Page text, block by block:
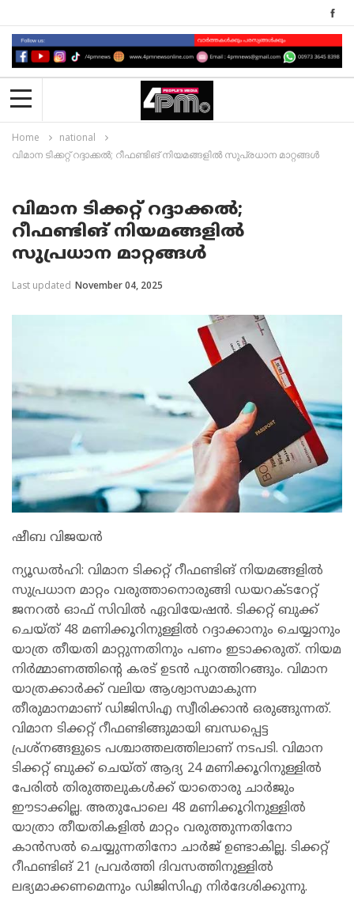
Home
national
വിമാന ടിക്കറ്റ് റദ്ദാക്കല്‍; റീഫണ്ടിങ് നിയമങ്ങളിൽ സുപ്രധാന മാറ്റങ്ങൾ
വിമാന ടിക്കറ്റ് റദ്ദാക്കല്‍;
റീഫണ്ടിങ് നിയമങ്ങളിൽ
സുപ്രധാന മാറ്റങ്ങൾ
Last updated November 04, 2025
ഷീബ വിജയൻ
ന്യൂഡല്‍ഹി: വിമാന ടിക്കറ്റ് റീഫണ്ടിങ് നിയമങ്ങളിൽ
സുപ്രധാന മാറ്റം വരുത്താനൊരുങ്ങി ഡയറക്ടറേറ്റ്
ജനറൽ ഓഫ് സിവിൽ ഏവിയേഷൻ. ടിക്കറ്റ് ബുക്ക്
ചെയ്ത് 48 മണിക്കൂറിനുള്ളിൽ റദ്ദാക്കാനും ചെയ്യാനും
യാത്ര തീയതി മാറ്റുന്നതിനും പണം ഇടാക്കരുത്. നിയമ
നിർമ്മാണത്തിന്റെ കരട് ഉടൻ പുറത്തിറങ്ങും. വിമാന
യാത്രക്കാർക്ക് വലിയ ആശ്വാസമാകുന്ന
തീരുമാനമാണ് ഡിജിസിഎ സ്വീരിക്കാൻ ഒരുങ്ങുന്നത്.
വിമാന ടിക്കറ്റ് റീഫണ്ടിങ്ങുമായി ബന്ധപ്പെട്ട
പ്രശ്നങ്ങളുടെ പശ്ചാത്തലത്തിലാണ് നടപടി. വിമാന
ടിക്കറ്റ് ബുക്ക് ചെയ്ത് ആദ്യ 24 മണിക്കൂറിനുള്ളിൽ
പേരിൽ തിരുത്തലുകൾക്ക് യാതൊരു ചാർജും
ഈടാക്കില്ല. അതുപോലെ 48 മണിക്കൂറിനുള്ളിൽ
യാത്രാ തീയതികളിൽ മാറ്റം വരുത്തുന്നതിനോ
കാൻസൽ ചെയ്യുന്നതിനോ ചാർജ് ഉണ്ടാകില്ല. ടിക്കറ്റ്
റീഫണ്ടിങ് 21 പ്രവർത്തി ദിവസത്തിനുള്ളിൽ
ലഭ്യമാക്കണമെന്നും ഡിജിസിഎ നിർദേശിക്കുന്നു.